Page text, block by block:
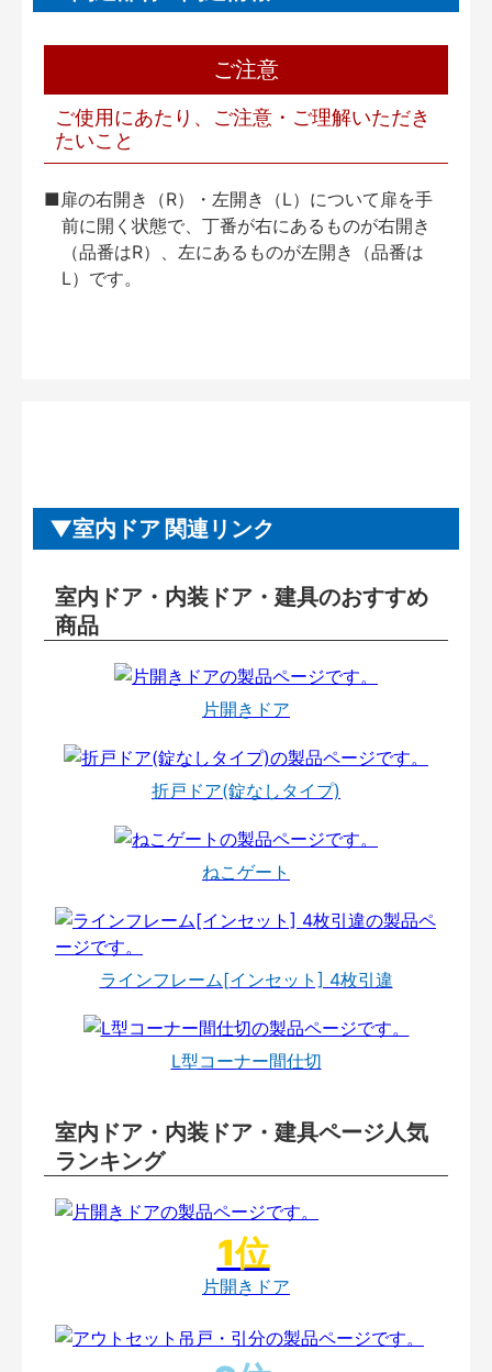
ご注意
ご使用にあたり、ご注意・ご理解いただき
たいこと
■扉の右開き（R）・左開き（L）について扉を手
前に開く状態で、丁番が右にあるものが右開き
（品番はR）、左にあるものが左開き（品番は
L）です。
室内ドア 関連リンク
室内ドア・内装ドア・建具のおすすめ
商品
片開きドア
折戸ドア(錠なしタイプ)
ねこゲート
ラインフレーム[インセット] 4枚引違
L型コーナー間仕切
室内ドア・内装ドア・建具ページ人気
ランキング
片開きドア